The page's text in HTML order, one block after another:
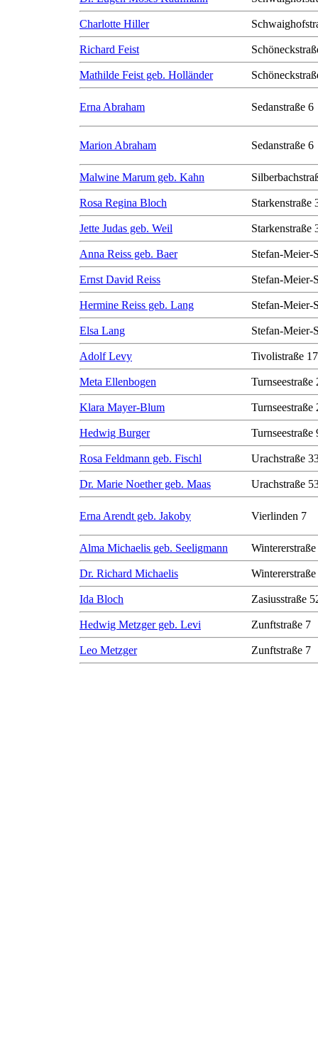
Charlotte Hiller
Richard Feist
Mathilde Feist geb. Holländer
Erna Abraham Sedanstraße 6
Marion Abraham Sedanstraße 6
Malwine Marum geb. Kahn
Rosa Regina Bloch Starkenstraße
Jette Judas geb. Weil Starkenstraße
Anna Reiss geb. Baer Stefan-Meier-
Ernst David Reiss Stefan-Meier-
Hermine Reiss geb. Lang Stefan-Meier-
Elsa Lang Stefan-Meier-
Adolf Levy Tivolistraße 17
Meta Ellenbogen Turnseestraße
Klara Mayer-Blum Turnseestraße
Hedwig Burger Turnseestraße
Rosa Feldmann geb. Fischl Urachstraße
Dr. Marie Noether geb. Maas Urachstraße
Erna Arendt geb. Jakoby Vierlinden 7
Alma Michaelis geb. Seeligmann
Dr. Richard Michaelis
Ida Bloch Zasiusstraße
Hedwig Metzger geb. Levi Zunftstraße 7
Leo Metzger Zunftstraße 7